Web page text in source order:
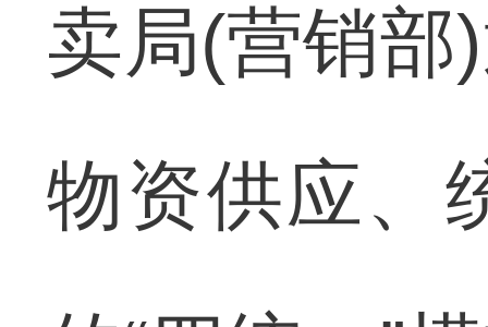
卖局(营销部
物资供应、